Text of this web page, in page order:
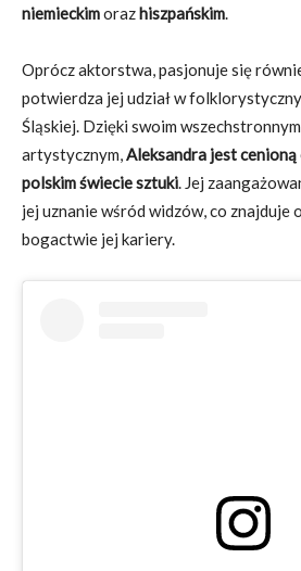
niemieckimorazhiszpańskim.
Oprócz aktorstwa, pasjonuje się
potwierdza jej udział w
Śląskiej. Dzięki swoim
artystycznym,Aleksandra jest
polskim świecie sztuki. Jej
jej uznanie wśród widzów, co znajduje
bogactwie jej kariery.